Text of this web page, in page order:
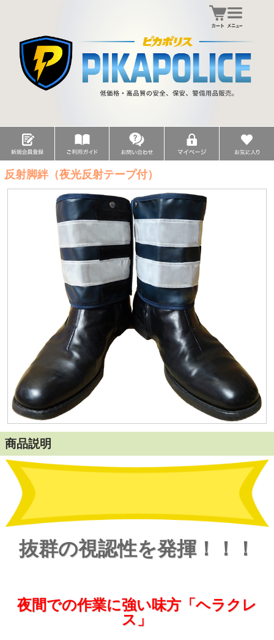
反射脚絆（夜光反射テープ付）
商品説明
抜群の視認性を発揮！！！
夜間での作業に強い味方「ヘラクレ
ス」